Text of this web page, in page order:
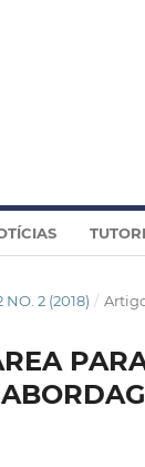
NO. 2 (2018) /